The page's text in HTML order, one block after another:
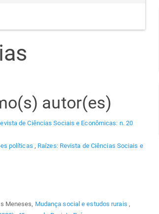
autor(es)
de Ciências Sociais e Econômicas: n. 20
políticas , Raízes: Revista de Ciências Sociais e
Meneses, Mudança social e estudos rurais ,